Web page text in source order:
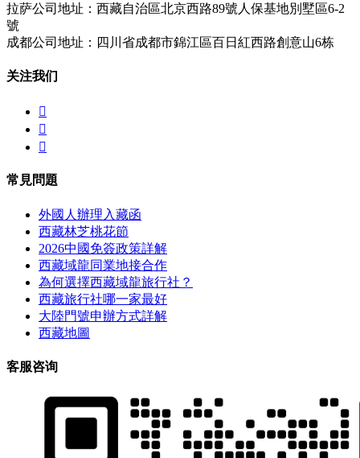
拉萨公司地址：西藏自治區北京西路89號人保基地別墅區6-2
號
成都公司地址：四川省成都市錦江區百日紅西路創意山6栋
关注我们



常見問題
外國人辦理入藏函
西藏林芝桃花節
2026中國免簽政策詳解
西藏域龍同業地接合作
為何選擇西藏域龍旅行社？
西藏旅行社哪一家最好
大陸門號申辦方式詳解
西藏地圖
客服咨询